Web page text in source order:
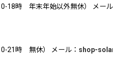
18時 年末年始以外無休） メール
21時 無休） メール： shop-